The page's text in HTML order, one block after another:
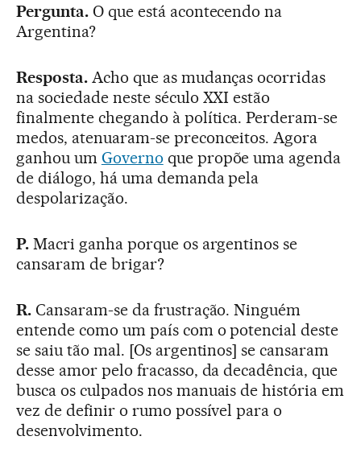
Pergunta. O que está acontecendo na
Argentina?
Resposta. Acho que as mudanças ocorridas
na sociedade neste século XXI estão
finalmente chegando à política. Perderam-se
medos, atenuaram-se preconceitos. Agora
ganhou um Governo que propõe uma agenda
de diálogo, há uma demanda pela
despolarização.
P.Macri ganha porque os argentinos se
cansaram de brigar?
R.Cansaram-se da frustração. Ninguém
entende como um país com o potencial deste
se saiu tão mal. [Os argentinos] se cansaram
desse amor pelo fracasso, da decadência, que
busca os culpados nos manuais de história em
vez de definir o rumo possível para o
desenvolvimento.